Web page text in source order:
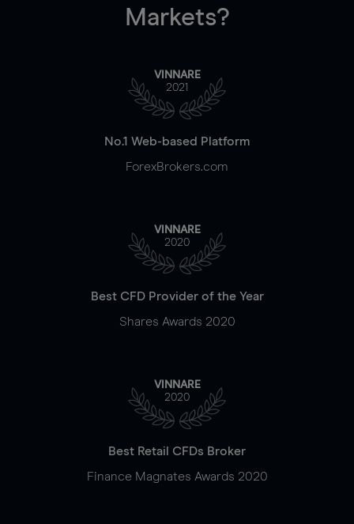
Markets?
VINNARE
2021
No.1 Web-based Platform
ForexBrokers.com
VINNARE
2020
Best CFD Provider of the Year
Shares Awards 2020
VINNARE
2020
Best Retail CFDs Broker
Finance Magnates Awards 2020